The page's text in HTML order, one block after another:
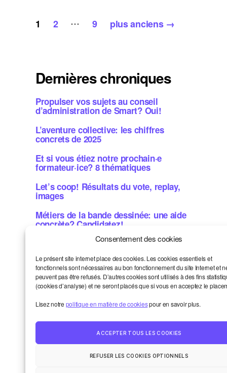
Consentement des cookies
Le présent site internet place des cookies. Les cookies essentiels et
fonctionnels sont nécessaires au bon fonctionnement du site Internet et
peuvent pas être refusés. D’autres cookies sont utilisés à des fins
(cookies d’analyse) et ne seront placés que si vous en acceptez le
Lisez notre politique en matière de cookiespour en savoir plus.
ACCEPTER TOUS LES COOKIES
REFUSER LES COOKIES OPTIONNELS
Pagination
1 2 … 9 plus anciens →
Dernières chroniques
Propulser vos sujets au conseil
d’administration de Smart? Oui!
L’aventure collective: les chiffres
concrets de 2025
Et si vous étiez notre prochain·e
formateur·ice? 8 thématiques
Let’s coop! Résultats du vote, replay,
images
Métiers de la bande dessinée: une aide
concrète? Candidatez!
Haut↑
Smart et moi
Un oeil sur le monde
La vie de la communauté
Contact
© 2026Smart Kronik